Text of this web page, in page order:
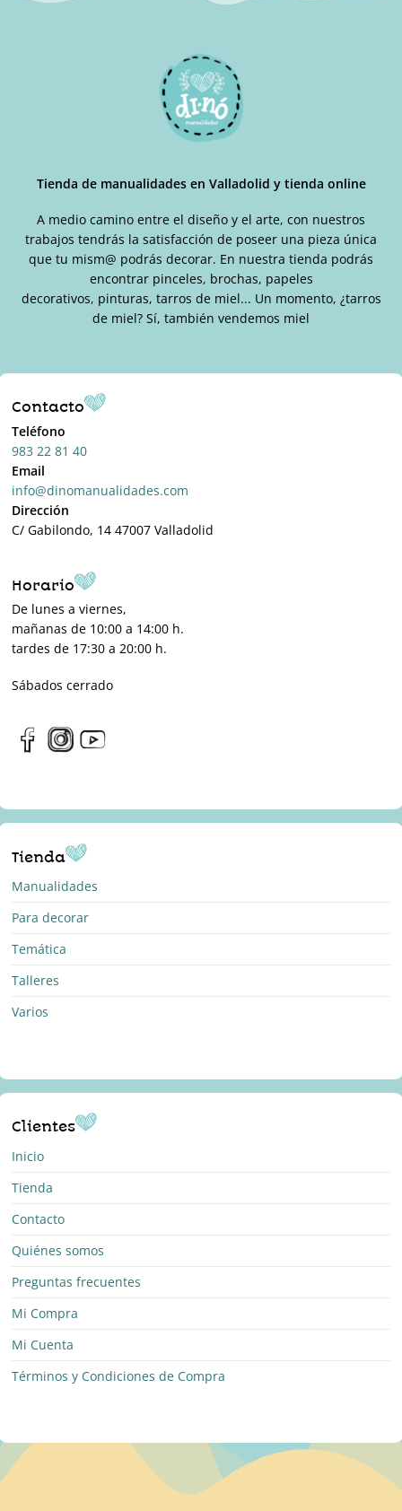
Tienda de manualidades en Valladolid y tienda online
A medio camino entre el diseño y el arte, con nuestros
trabajos tendrás la satisfacción de poseer una pieza única
que tu mism@ podrás decorar. En nuestra tienda podrás
encontrar pinceles, brochas, papeles
decorativos, pinturas, tarros de miel... Un momento, ¿tarros
de miel? Sí, también vendemos miel
Contacto
Teléfono
983 22 81 40
Email
info@dinomanualidades.com
Dirección
C/ Gabilondo, 14 47007 Valladolid
Horario
De lunes a viernes,
mañanas de 10:00 a 14:00 h.
tardes de 17:30 a 20:00 h.
Sábados cerrado
Tienda
Manualidades
Para decorar
Temática
Talleres
Varios
Clientes
Inicio
Tienda
Contacto
Quiénes somos
Preguntas frecuentes
Mi Compra
Mi Cuenta
Términos y Condiciones de Compra